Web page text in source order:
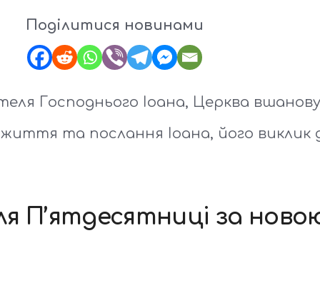
Поділитися новинами
Господнього Іоана, Церква
та послання Іоана, його виклик
П’ятдесятниці за